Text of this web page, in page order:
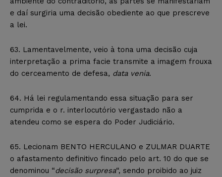
e daí surgiria uma decisão obediente ao que prescreve
a lei.
63. Lamentavelmente, veio à tona uma decisão cuja
interpretação a prima facie transmite a imagem frouxa
do cerceamento de defesa, data venia.
64. Há lei regulamentando essa situação para ser
cumprida e o r. interlocutório vergastado não a
atendeu como se espera do Poder Judiciário.
65. Lecionam BENTO HERCULANO e ZULMAR DUARTE
o afastamento definitivo fincado pelo art. 10 do que se
denominou “decisão surpresa“, sendo proibido ao juiz